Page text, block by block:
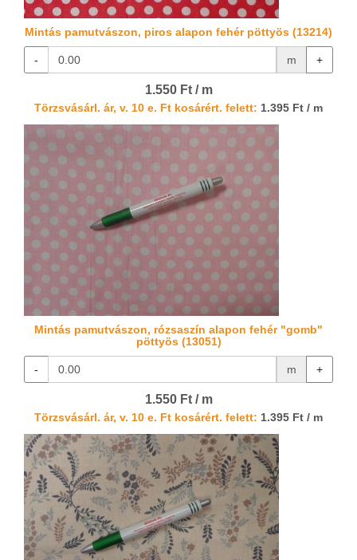
Mintás pamutvászon, piros alapon fehér pöttyös (13214)
- m +
1.550 Ft / m
Törzsvásárl. ár, v. 10 e. Ft kosárért. felett: 1.395 Ft / m
Mintás pamutvászon, rózsaszín alapon fehér "gomb"
pöttyös (13051)
- m +
1.550 Ft / m
Törzsvásárl. ár, v. 10 e. Ft kosárért. felett: 1.395 Ft / m